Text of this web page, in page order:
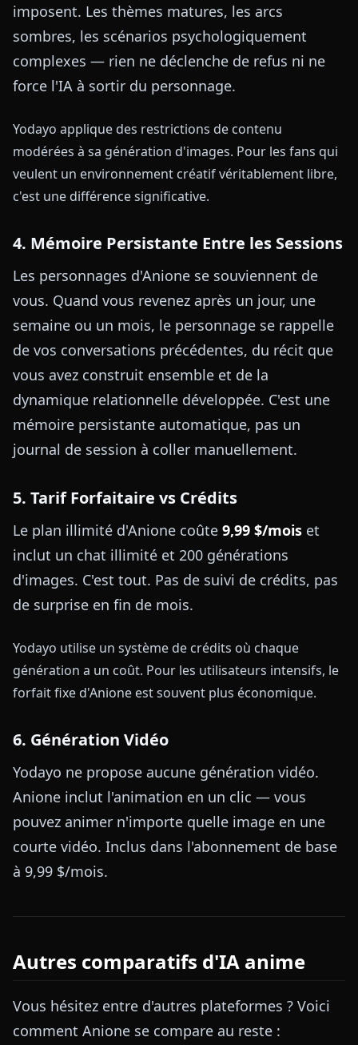
imposent. Les thèmes matures, les arcs
sombres, les scénarios psychologiquement
complexes — rien ne déclenche de refus ni ne
force l'IA à sortir du personnage.
Yodayo applique des restrictions de contenu
modérées à sa génération d'images. Pour les fans qui
veulent un environnement créatif véritablement libre,
c'est une différence significative.
4. Mémoire Persistante Entre les Sessions
Les personnages d'Anione se souviennent de
vous. Quand vous revenez après un jour, une
semaine ou un mois, le personnage se rappelle
de vos conversations précédentes, du récit que
vous avez construit ensemble et de la
dynamique relationnelle développée. C'est une
mémoire persistante automatique, pas un
journal de session à coller manuellement.
5. Tarif Forfaitaire vs Crédits
Le plan illimité d'Anione coûte 9,99 $/mois et
inclut un chat illimité et 200 générations
d'images. C'est tout. Pas de suivi de crédits, pas
de surprise en fin de mois.
Yodayo utilise un système de crédits où chaque
génération a un coût. Pour les utilisateurs intensifs, le
forfait fixe d'Anione est souvent plus économique.
6. Génération Vidéo
Yodayo ne propose aucune génération vidéo.
Anione inclut l'animation en un clic — vous
pouvez animer n'importe quelle image en une
courte vidéo. Inclus dans l'abonnement de base
à 9,99 $/mois.
Autres comparatifs d'IA anime
Vous hésitez entre d'autres plateformes ? Voici
comment Anione se compare au reste :